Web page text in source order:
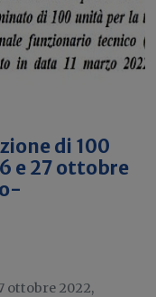
di 100
e 27 ottobre
ottobre 2022,